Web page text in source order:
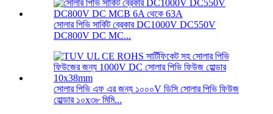
সোলার পিভি সার্কিট ব্রেকার DC1000V DC550V
DC800V DC MC...
সোলার পিভি এফ এর জন্য ১০০০V ডিসি সোলার পিভি ফিউজ
হোল্ডার ১০x৩৮ মিমি...